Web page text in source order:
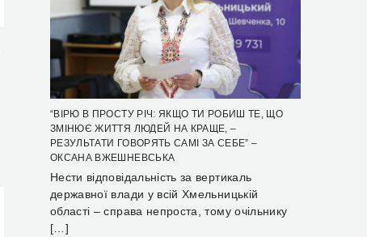
“ВІРЮ В ПРОСТУ РІЧ: ЯКЩО ТИ РОБИШ ТЕ, ЩО
ЗМІНЮЄ ЖИТТЯ ЛЮДЕЙ НА КРАЩЕ, –
РЕЗУЛЬТАТИ ГОВОРЯТЬ САМІ ЗА СЕБЕ” –
ОКСАНА ВЖЕШНЕВСЬКА
Нести відповідальність за вертикаль
державної влади у всій Хмельницькій
області – справа непроста, тому очільнику
[…]